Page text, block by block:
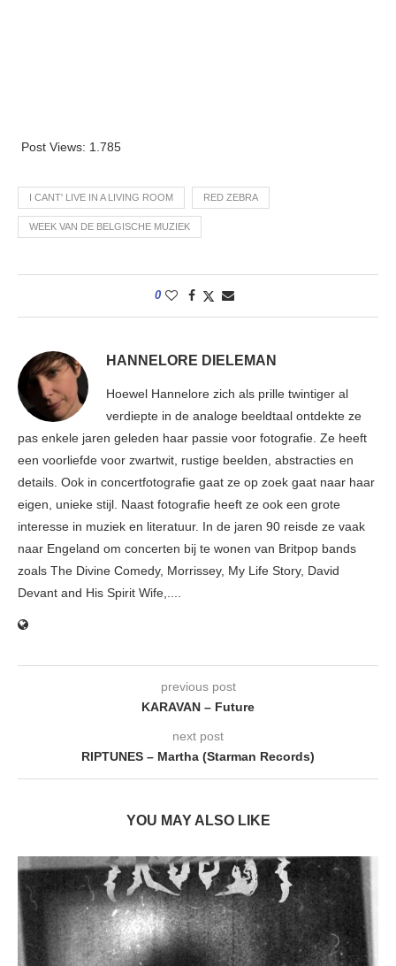
Post Views: 1.785
I CANT' LIVE IN A LIVING ROOM RED ZEBRA
WEEK VAN DE BELGISCHE MUZIEK
0
HANNELORE DIELEMAN
Hoewel Hannelore zich als prille twintiger al
verdiepte in de analoge beeldtaal ontdekte ze
pas enkele jaren geleden haar passie voor fotografie. Ze heeft
een voorliefde voor zwartwit, rustige beelden, abstracties en
details. Ook in concertfotografie gaat ze op zoek gaat naar haar
eigen, unieke stijl. Naast fotografie heeft ze ook een grote
interesse in muziek en literatuur. In de jaren 90 reisde ze vaak
naar Engeland om concerten bij te wonen van Britpop bands
zoals The Divine Comedy, Morrissey, My Life Story, David
Devant and His Spirit Wife,....
previous post
KARAVAN – Future
next post
RIPTUNES – Martha (Starman Records)
YOU MAY ALSO LIKE